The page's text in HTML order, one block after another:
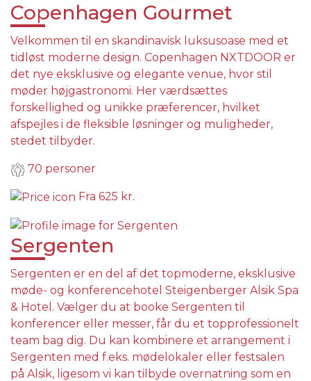
Copenhagen Gourmet
Velkommen til en skandinavisk luksusoase med et
tidløst moderne design. Copenhagen NXTDOOR er
det nye eksklusive og elegante venue, hvor stil
møder højgastronomi. Her værdsættes
forskellighed og unikke præferencer, hvilket
afspejles i de fleksible løsninger og muligheder,
stedet tilbyder.
70 personer
Fra 625 kr.
Sergenten
Sergenten er en del af det topmoderne, eksklusive
møde- og konferencehotel Steigenberger Alsik Spa
& Hotel. Vælger du at booke Sergenten til
konferencer eller messer, får du et topprofessionelt
team bag dig. Du kan kombinere et arrangement i
Sergenten med f.eks. mødelokaler eller festsalen
på Alsik, ligesom vi kan tilbyde overnatning som en